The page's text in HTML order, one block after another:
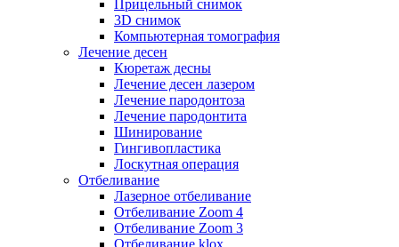
Прицельный снимок
3D снимок
Компьютерная томография
Лечение десен
Кюретаж десны
Лечение десен лазером
Лечение пародонтоза
Лечение пародонтита
Шинирование
Гингивопластика
Лоскутная операция
Отбеливание
Лазерное отбеливание
Отбеливание Zoom 4
Отбеливание Zoom 3
Отбеливание klox